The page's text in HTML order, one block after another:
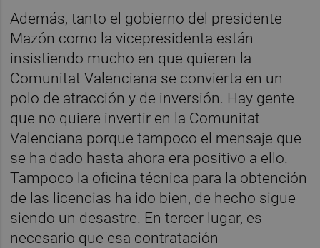
Además, tanto el gobierno del presidente
Mazón como la vicepresidenta están
insistiendo mucho en que quieren la
Comunitat Valenciana se convierta en un
polo de atracción y de inversión. Hay gente
que no quiere invertir en la Comunitat
Valenciana porque tampoco el mensaje que
se ha dado hasta ahora era positivo a ello.
Tampoco la oficina técnica para la obtención
de las licencias ha ido bien, de hecho sigue
siendo un desastre. En tercer lugar, es
necesario que esa contratación